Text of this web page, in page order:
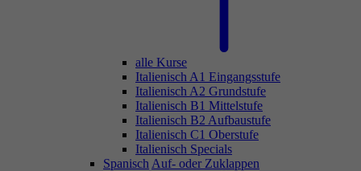
alle Kurse
Italienisch A1 Eingangsstufe
Italienisch A2 Grundstufe
Italienisch B1 Mittelstufe
Italienisch B2 Aufbaustufe
Italienisch C1 Oberstufe
Italienisch Specials
Spanisch Auf- oder Zuklappen